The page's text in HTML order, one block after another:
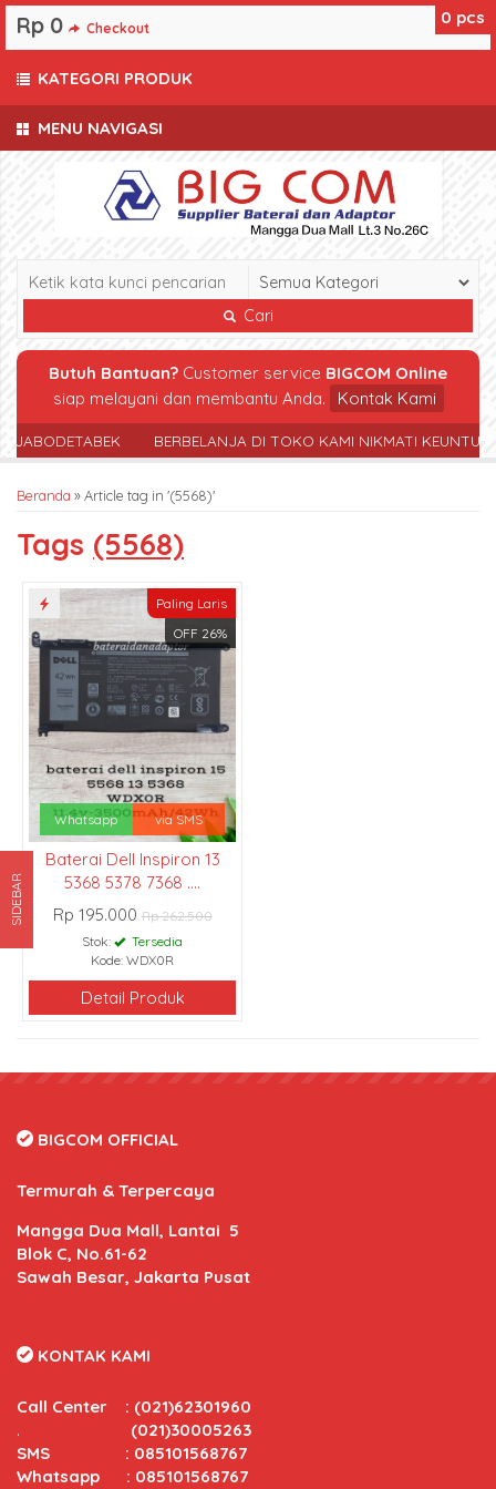
MENU NAVIGASI
Cari
Butuh Bantuan? Customer service BIGCOM Online
siap melayani dan membantu Anda.
Kontak Kami
JABODETABEK BERBELANJA DI TOKO KAMI NIKMATI
Beranda »Article tag in '(5568)'
Tags (5568)
Paling Laris
OFF 26%
Whatsapp via SMS
Baterai Dell Inspiron 13
5368 5378 7368 ....
Rp 195.000Rp 262.500
Stok:
Tersedia
Kode: WDX0R
Detail Produk
0 pcs
Rp 0 Checkout
KATEGORI PRODUK
SIDEBAR
BIGCOM OFFICIAL
Termurah & Terpercaya
Mangga Dua Mall, Lantai 5
Blok C, No.61-62
Sawah Besar, Jakarta Pusat
KONTAK KAMI
Call Center : (021)62301960
. (021)30005263
SMS : 085101568767
Whatsapp : 085101568767